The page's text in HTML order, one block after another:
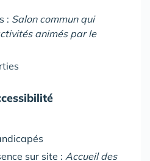
: Salon commun qui
animés par le
sur site : Accueil des